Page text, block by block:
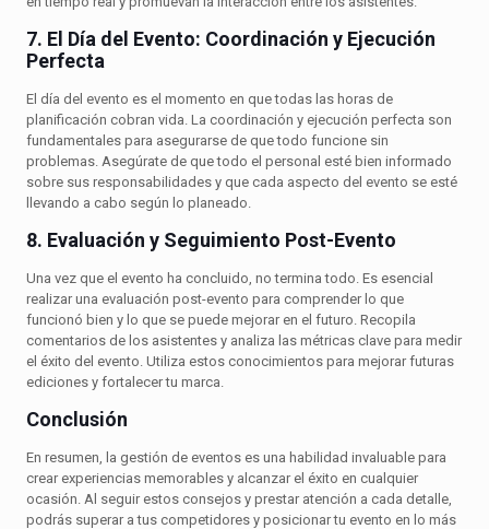
7. El Día del Evento: Coordinación y Ejecución
Perfecta
El día del evento es el momento en que todas las horas de
planificación cobran vida. La coordinación y ejecución perfecta son
fundamentales para asegurarse de que todo funcione sin
problemas. Asegúrate de que todo el personal esté bien informado
sobre sus responsabilidades y que cada aspecto del evento se esté
llevando a cabo según lo planeado.
8. Evaluación y Seguimiento Post-Evento
Una vez que el evento ha concluido, no termina todo. Es esencial
realizar una evaluación post-evento para comprender lo que
funcionó bien y lo que se puede mejorar en el futuro. Recopila
comentarios de los asistentes y analiza las métricas clave para medir
el éxito del evento. Utiliza estos conocimientos para mejorar futuras
ediciones y fortalecer tu marca.
Conclusión
En resumen, la gestión de eventos es una habilidad invaluable para
crear experiencias memorables y alcanzar el éxito en cualquier
ocasión. Al seguir estos consejos y prestar atención a cada detalle,
podrás superar a tus competidores y posicionar tu evento en lo más